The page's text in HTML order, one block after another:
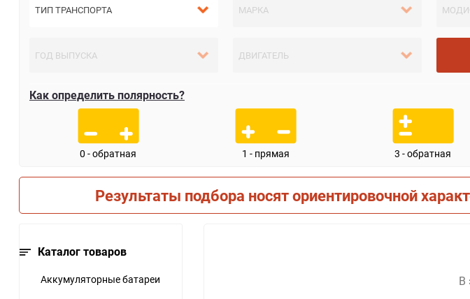
Как определить полярность?
0 - обратная 1 - прямая 3 - обратная
Результаты подбора носят ориентировочной
Каталог товаров
Аккумуляторные батареи В